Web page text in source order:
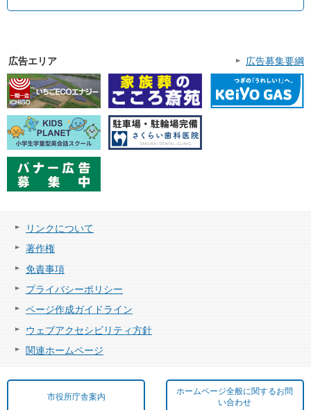
広告エリア 広告募集要綱
リンクについて
著作権
免責事項
プライバシーポリシー
ページ作成ガイドライン
ウェブアクセシビリティ方針
関連ホームページ
市役所庁舎案内
ホームページ全般に関するお問
い合わせ